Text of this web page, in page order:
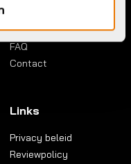
Vacatures
FAQ
Contact
Links
Privacy beleid
Reviewpolicy